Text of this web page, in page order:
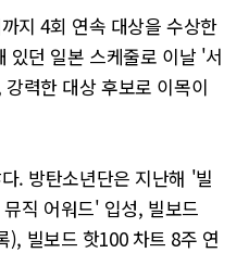
지 4회 연속 대상을 수상한
있던 일본 스케줄로 이날 '서
력한 대상 후보로 이목이
. 방탄소년단은 지난해 '빌
직 어워드' 입성, 빌보드
), 빌보드 핫100 차트 8주 연